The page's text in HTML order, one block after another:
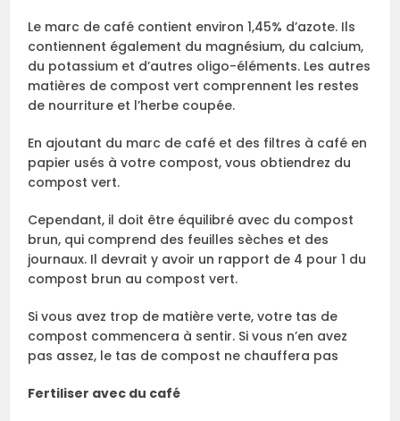
Le marc de café contient environ 1,45% d’azote. Ils
contiennent également du magnésium, du calcium,
du potassium et d’autres oligo-éléments. Les autres
matières de compost vert comprennent les restes
de nourriture et l’herbe coupée.
En ajoutant du marc de café et des filtres à café en
papier usés à votre compost, vous obtiendrez du
compost vert.
Cependant, il doit être équilibré avec du compost
brun, qui comprend des feuilles sèches et des
journaux. Il devrait y avoir un rapport de 4 pour 1 du
compost brun au compost vert.
Si vous avez trop de matière verte, votre tas de
compost commencera à sentir. Si vous n’en avez
pas assez, le tas de compost ne chauffera pas
Fertiliser avec du café